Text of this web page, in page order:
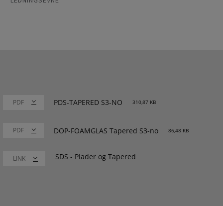
PDS-TAPERED S3-NO 310,87 KB
DOP-FOAMGLAS Tapered S3-no 86,48 KB
LINK SDS - Plader og Tapered